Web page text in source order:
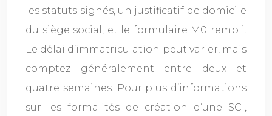
les statuts signés, un justificatif de domicile
du siège social, et le formulaire M0 rempli.
Le délai d’immatriculation peut varier, mais
comptez généralement entre deux et
quatre semaines. Pour plus d’informations
sur les formalités de création d’une SCI,